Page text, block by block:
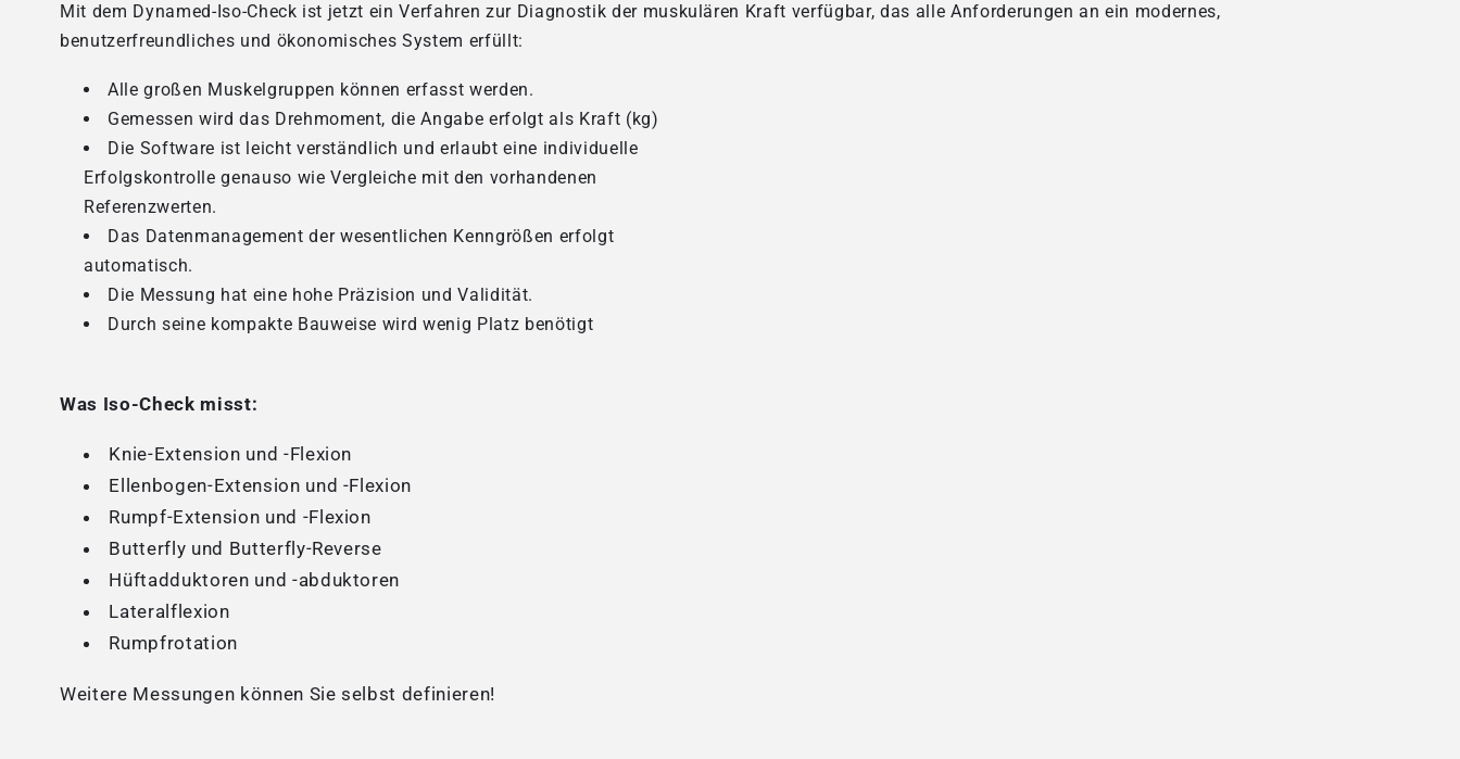
Mit dem Dynamed-Iso-Check ist jetzt ein Verfahren zur Diagnostik der muskulären Kraft verfügbar, das alle Anforderungen an ein modernes,
benutzerfreundliches und ökonomisches System erfüllt:
Alle großen Muskelgruppen können erfasst werden.
Gemessen wird das Drehmoment, die Angabe erfolgt als Kraft (kg)
Die Software ist leicht verständlich und erlaubt eine individuelle
Erfolgskontrolle genauso wie Vergleiche mit den vorhandenen
Referenzwerten.
Das Datenmanagement der wesentlichen Kenngrößen erfolgt
automatisch.
Die Messung hat eine hohe Präzision und Validität.
Durch seine kompakte Bauweise wird wenig Platz benötigt
Was Iso-Check misst:
Knie-Extension und -Flexion
Ellenbogen-Extension und -Flexion
Rumpf-Extension und -Flexion
Butterfly und Butterfly-Reverse
Hüftadduktoren und -abduktoren
Lateralflexion
Rumpfrotation
Weitere Messungen können Sie selbst definieren!